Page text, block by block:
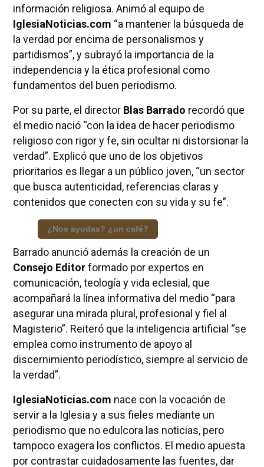
información religiosa. Animó al equipo de
IglesiaNoticias.com “a mantener la búsqueda de
la verdad por encima de personalismos y
partidismos”, y subrayó la importancia de la
independencia y la ética profesional como
fundamentos del buen periodismo.
Por su parte, el director Blas Barrado recordó que
el medio nació “con la idea de hacer periodismo
religioso con rigor y fe, sin ocultar ni distorsionar la
verdad”. Explicó que uno de los objetivos
prioritarios es llegar a un público joven, “un sector
que busca autenticidad, referencias claras y
contenidos que conecten con su vida y su fe”.
¿Nos ayudas? ¿un café?
Barrado anunció además la creación de un
Consejo Editorformado por expertos en
comunicación, teología y vida eclesial, que
acompañará la línea informativa del medio “para
asegurar una mirada plural, profesional y fiel al
Magisterio”. Reiteró que la inteligencia artificial “se
emplea como instrumento de apoyo al
discernimiento periodístico, siempre al servicio de
la verdad”.
IglesiaNoticias.com nace con la vocación de
servir a la Iglesia y a sus fieles mediante un
periodismo que no edulcora las noticias, pero
tampoco exagera los conflictos. El medio apuesta
por contrastar cuidadosamente las fuentes, dar